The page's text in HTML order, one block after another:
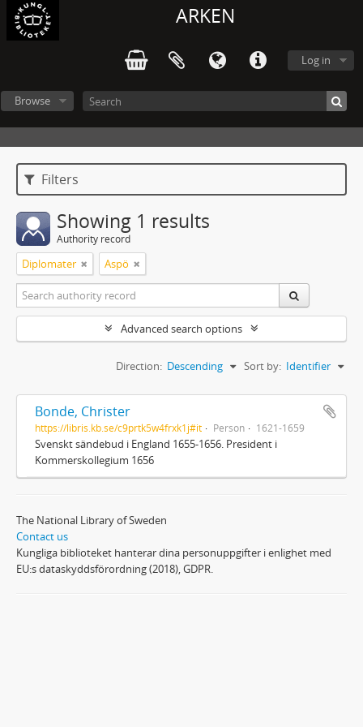
ARKEN
Log in
Browse
Filters
Showing 1 results
Authority record
Diplomater Aspö
Advanced search options
Sort by: Identifier
Direction: Descending
Bonde, Christer
https://libris.kb.se/c9prtk5w4frxk1j#it Person 1621-1659
Svenskt sändebud i England 1655-1656. President i
Kommerskollegium 1656
The National Library of Sweden
Contact us
Kungliga biblioteket hanterar dina personuppgifter i enlighet med
EU:s dataskyddsförordning (2018), GDPR.